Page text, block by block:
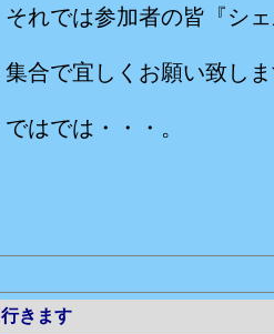
それでは参加者の皆『シ
集合で宜しくお願い致し
ではでは・・・。
行きます